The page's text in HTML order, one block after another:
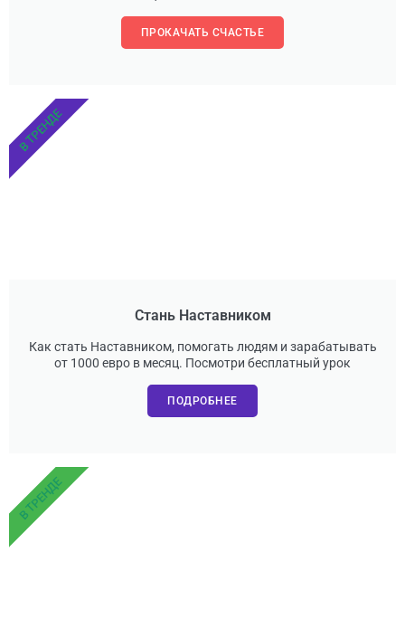
ПРОКАЧАТЬ СЧАСТЬЕ
Стань Наставником
Как стать Наставником, помогать людям и зарабатывать
от 1000 евро в месяц. Посмотри бесплатный урок
ПОДРОБНЕЕ
В ТРЕНДЕ
В ТРЕНДЕ